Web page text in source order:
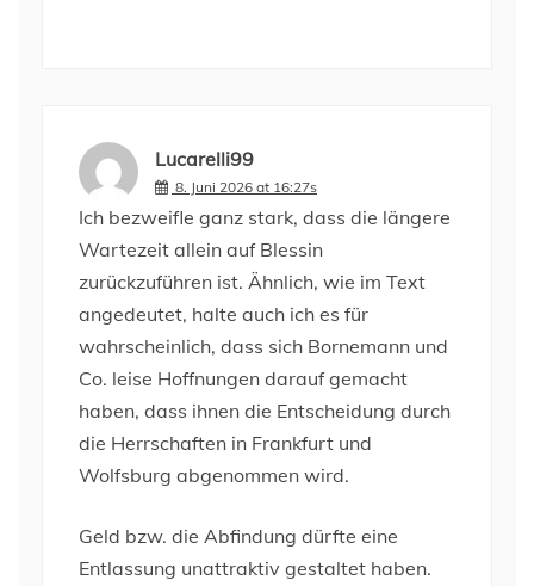
Lucarelli99
8. Juni 2026 at 16:27s
Ich bezweifle ganz stark, dass die längere
Wartezeit allein auf Blessin
zurückzuführen ist. Ähnlich, wie im Text
angedeutet, halte auch ich es für
wahrscheinlich, dass sich Bornemann und
Co. leise Hoffnungen darauf gemacht
haben, dass ihnen die Entscheidung durch
die Herrschaften in Frankfurt und
Wolfsburg abgenommen wird.
Geld bzw. die Abfindung dürfte eine
Entlassung unattraktiv gestaltet haben.